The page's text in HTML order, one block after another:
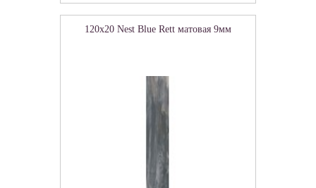
120x20 Nest Blue Rett матовая 9мм